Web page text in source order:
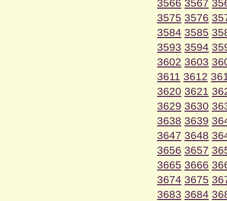
3566 3567
3575 3576
3584 3585
3593 3594
3602 3603
3611 3612
3620 3621
3629 3630
3638 3639
3647 3648
3656 3657
3665 3666
3674 3675
3683 3684